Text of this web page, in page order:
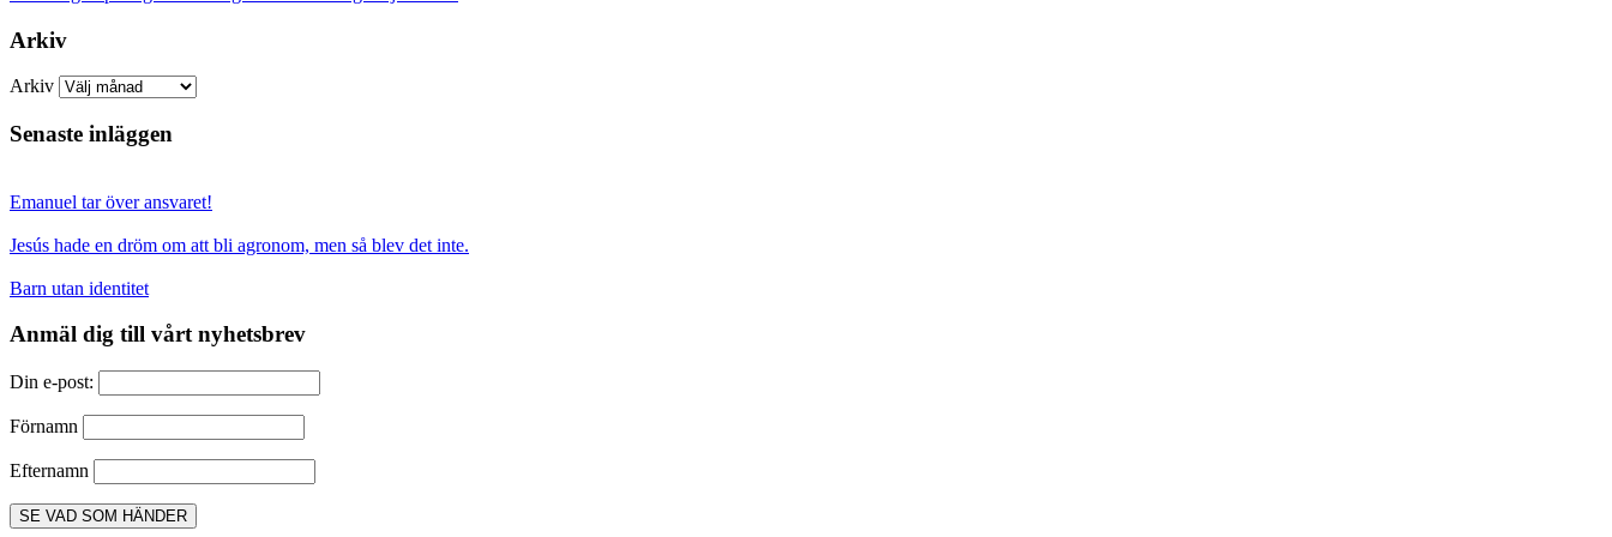
Arkiv
Arkiv
Senaste inläggen
Emanuel tar över ansvaret!
Jesús hade en dröm om att bli agronom, men så blev det inte.
Barn utan identitet
Anmäl dig till vårt nyhetsbrev
Din e-post:
Förnamn
Efternamn